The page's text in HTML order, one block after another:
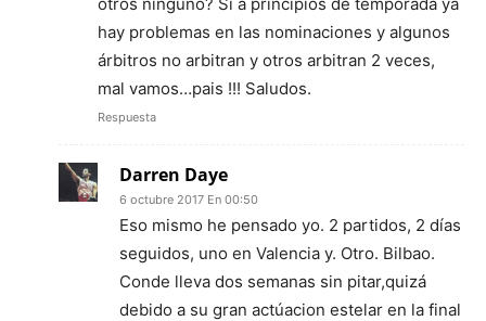
hay problemas en las nominaciones y algunos
árbitros no arbitran y otros arbitran 2 veces,
mal vamos…pais !!! Saludos.
Respuesta
Darren Daye
6 octubre 2017 En 00:50
Eso mismo he pensado yo. 2 partidos, 2 días
seguidos, uno en Valencia y. Otro. Bilbao.
Conde lleva dos semanas sin pitar,quizá
debido a su gran actúacion estelar en la final